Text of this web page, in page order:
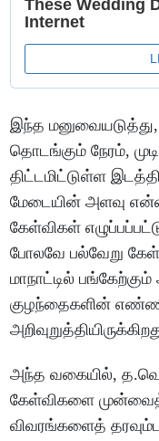
இந்த
தொடங்கும் நேரம்,
திட்டமிட்டுள்ள
மேடையின் அளவு
கேள்விகள்
போலவே பல்வேறு
மாநாட்டில்
குழந்தைகளின்
அந்த வகையில்,
கேள்விகளை
விவரங்களைத்